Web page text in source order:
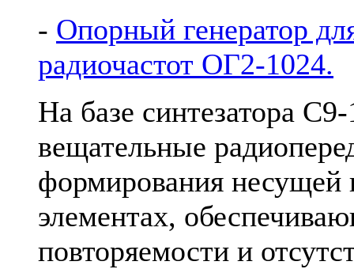
- Опорный генератор
радиочастот ОГ2-1024.
На базе синтезатора
вещательные
формирования
элементах,
повторяемости и